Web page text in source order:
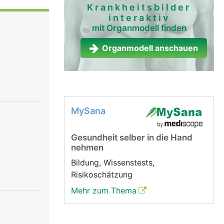
das
Krankheitsbilder
interaktiv
mit Organmodell finden
Organmodell anschauen
MySana
Gesundheit selber in die Hand
nehmen
Bildung, Wissenstests,
Risikoschätzung
Mehr zum Thema